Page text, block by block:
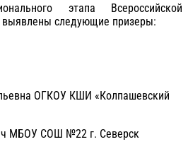
этапа Всероссийской
следующие призеры:
ОГКОУ КШИ «Колпашевский
МБОУ СОШ №22 г. Северск